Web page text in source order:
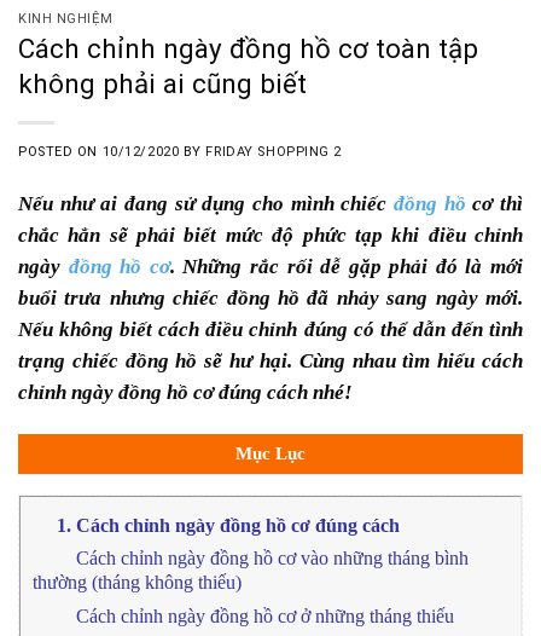
KINH NGHIỆM
Cách chỉnh ngày đồng hồ cơ toàn tập
không phải ai cũng biết
POSTED ON 10/12/2020 BY FRIDAY SHOPPING 2
Nếu như ai đang sử dụng cho mình chiếc đồng hồ cơ thì
chắc hẳn sẽ phải biết mức độ phức tạp khi điều chỉnh
ngày đồng hồ cơ. Những rắc rối dễ gặp phải đó là mới
buổi trưa nhưng chiếc đồng hồ đã nhảy sang ngày mới.
Nếu không biết cách điều chỉnh đúng có thể dẫn đến tình
trạng chiếc đồng hồ sẽ hư hại. Cùng nhau tìm hiểu cách
chỉnh ngày đồng hồ cơ đúng cách nhé!
Mục Lục
1. Cách chỉnh ngày đồng hồ cơ đúng cách
Cách chỉnh ngày đồng hồ cơ vào những tháng bình
thường (tháng không thiếu)
Cách chỉnh ngày đồng hồ cơ ở những tháng thiếu